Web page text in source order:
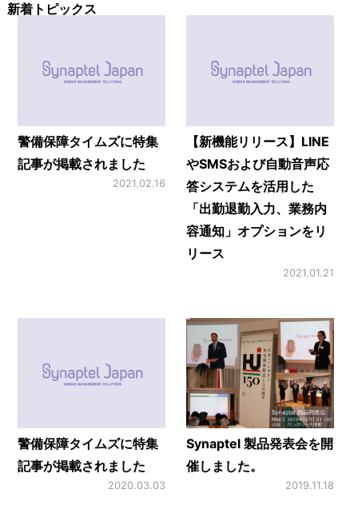
新着トピックス
警備保障タイムズに特集
記事が掲載されました
2021.02.16
【新機能リリース】LINE
やSMSおよび自動音声応
答システムを活用した
「出勤退勤入力、業務内
容通知」オプションをリ
リース
2021.01.21
警備保障タイムズに特集
記事が掲載されました
2020.03.03
Synaptel 製品発表会を開
催しました。
2019.11.18